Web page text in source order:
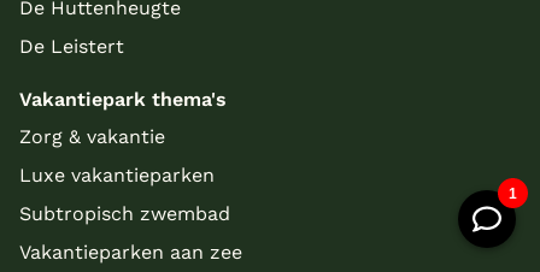
De Huttenheugte
De Leistert
Vakantiepark thema's
Zorg & vakantie
Luxe vakantieparken
Subtropisch zwembad
Vakantieparken aan zee